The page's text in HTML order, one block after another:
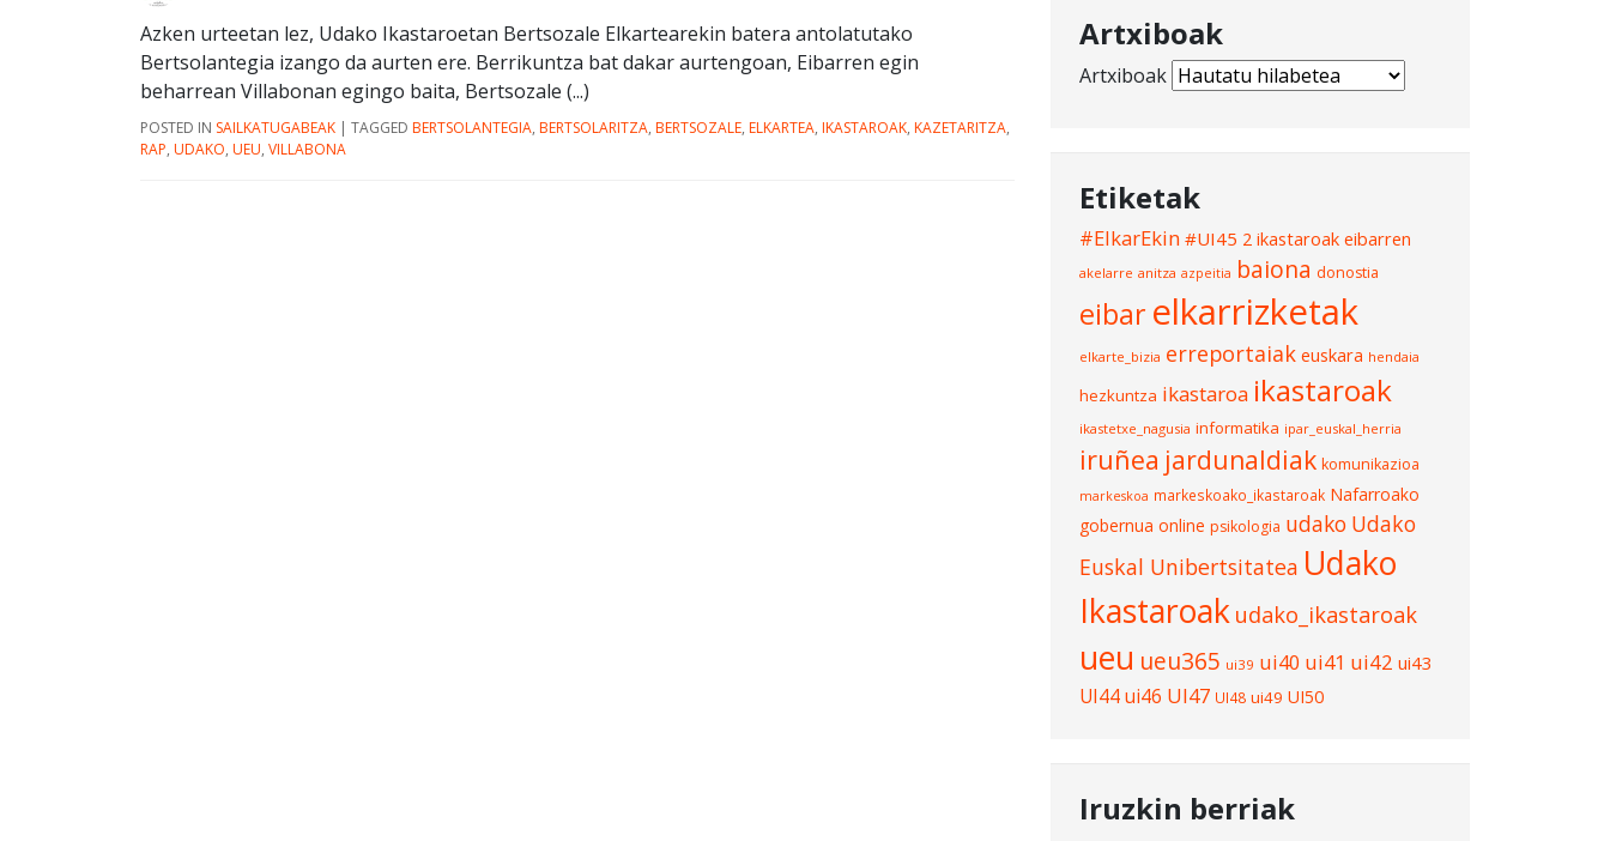
Azken urteetan lez, Udako Ikastaroetan Bertsozale Elkartearekin batera antolatutako
Bertsolantegia izango da aurten ere. Berrikuntza bat dakar aurtengoan, Eibarren egin
beharrean Villabonan egingo baita, Bertsozale (...)
POSTED IN SAILKATUGABEAK | TAGGED BERTSOLANTEGIA, BERTSOLARITZA, BERTSOZALE, ELKARTEA, IKASTAROAK, KAZETARITZA,
RAP, UDAKO, UEU, VILLABONA
Artxiboak
Artxiboak
Etiketak
#ElkarEkin #UI45 2 ikastaroak eibarren
akelarre anitza azpeitia baiona donostia
eibar elkarrizketak
elkarte_bizia erreportaiak euskara hendaia
hezkuntza ikastaroa ikastaroak
ikastetxe_nagusia informatika ipar_euskal_herria
iruñea jardunaldiak komunikazioa
markeskoa markeskoako_ikastaroak Nafarroako
gobernua online psikologia udako Udako
Euskal Unibertsitatea Udako
Ikastaroak udako_ikastaroak
ueu ueu365 ui39 ui40 ui41 ui42 ui43
UI44ui46 UI47 UI48 ui49 UI50
Iruzkin berriak